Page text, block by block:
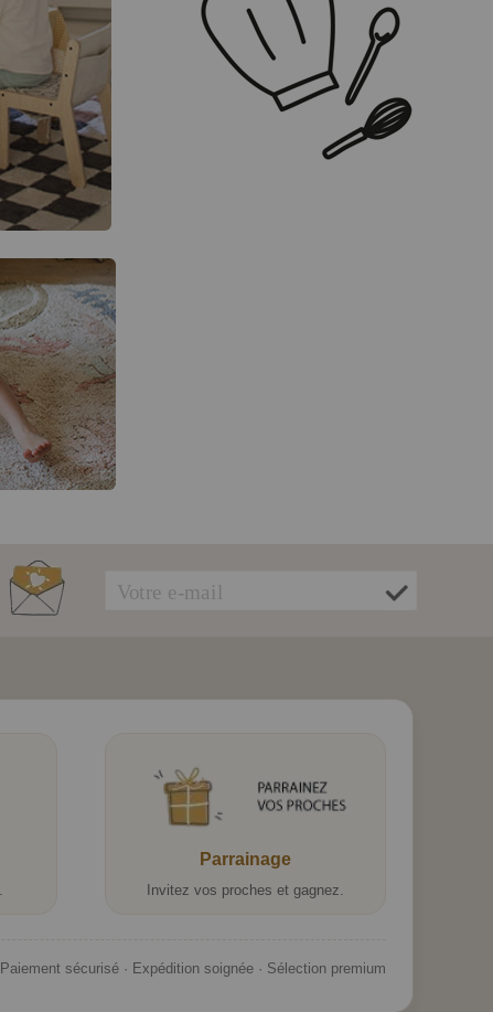
Parrainage
Invitez vos proches et gagnez.
Paiement sécurisé · Expédition soignée · Sélection premium